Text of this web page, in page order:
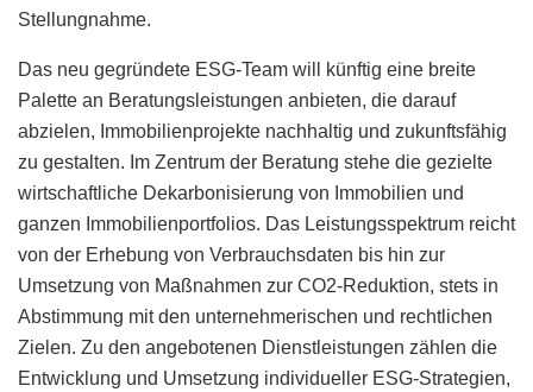
Stellungnahme.
Das neu gegründete ESG-Team will künftig eine breite
Palette an Beratungsleistungen anbieten, die darauf
abzielen, Immobilienprojekte nachhaltig und zukunftsfähig
zu gestalten. Im Zentrum der Beratung stehe die gezielte
wirtschaftliche Dekarbonisierung von Immobilien und
ganzen Immobilienportfolios. Das Leistungsspektrum reicht
von der Erhebung von Verbrauchsdaten bis hin zur
Umsetzung von Maßnahmen zur CO2-Reduktion, stets in
Abstimmung mit den unternehmerischen und rechtlichen
Zielen. Zu den angebotenen Dienstleistungen zählen die
Entwicklung und Umsetzung individueller ESG-Strategien,